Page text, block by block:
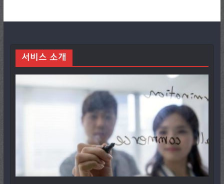
서비스 소개